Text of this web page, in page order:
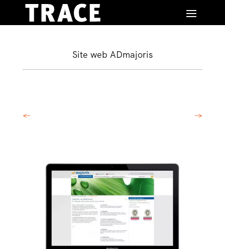
Site web ADmajoris
← →